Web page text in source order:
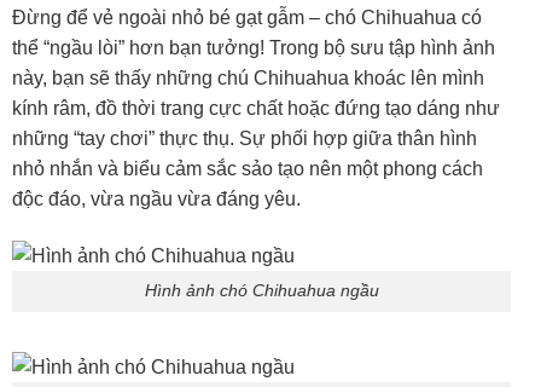
Đừng để vẻ ngoài nhỏ bé gạt gẫm – chó Chihuahua có
thể “ngầu lòi” hơn bạn tưởng! Trong bộ sưu tập hình ảnh
này, bạn sẽ thấy những chú Chihuahua khoác lên mình
kính râm, đồ thời trang cực chất hoặc đứng tạo dáng như
những “tay chơi” thực thụ. Sự phối hợp giữa thân hình
nhỏ nhắn và biểu cảm sắc sảo tạo nên một phong cách
độc đáo, vừa ngầu vừa đáng yêu.
Hình ảnh chó Chihuahua ngầu